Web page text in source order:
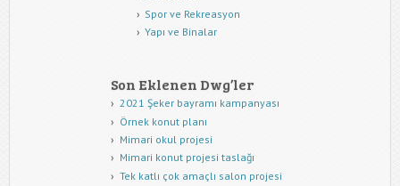
Spor ve Rekreasyon
Yapı ve Binalar
Son Eklenen Dwg’ler
2021 Şeker bayramı kampanyası
Örnek konut planı
Mimari okul projesi
Mimari konut projesi taslağı
Tek katlı çok amaçlı salon projesi